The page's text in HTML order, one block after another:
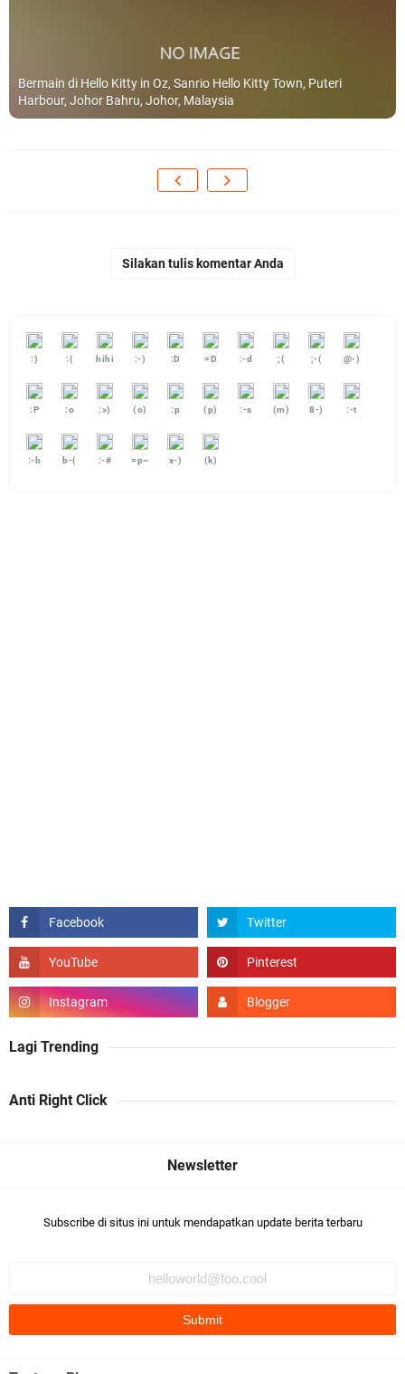
Bermain di Hello Kitty in Oz, Sanrio Hello Kitty Town, Puteri
Harbour, Johor Bahru, Johor, Malaysia
Silakan tulis komentar Anda
:) :( hihi :-) :D =D :-d ;( ;-( @-)
:P :o :>) (o) :p (p) :-s (m) 8-) :-t
:-b b-( :-# =p~ x-) (k)
Lagi Trending
Anti Right Click
Subscribe di situs ini untuk mendapatkan update berita terbaru